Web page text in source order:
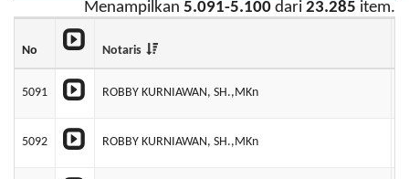
Menampilkan 5.091-5.100 dari 23.285 item.
No Notaris
5091 ROBBY KURNIAWAN, SH.,MKn
5092 ROBBY KURNIAWAN, SH.,MKn